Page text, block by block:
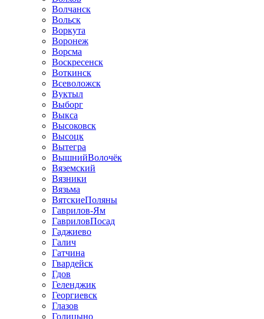
Волчанск
Вольск
Воркута
Воронеж
Ворсма
Воскресенск
Воткинск
Всеволожск
Вуктыл
Выборг
Выкса
Высоковск
Высоцк
Вытегра
ВышнийВолочёк
Вяземский
Вязники
Вязьма
ВятскиеПоляны
Гаврилов-Ям
ГавриловПосад
Гаджиево
Галич
Гатчина
Гвардейск
Гдов
Геленджик
Георгиевск
Глазов
Голицыно